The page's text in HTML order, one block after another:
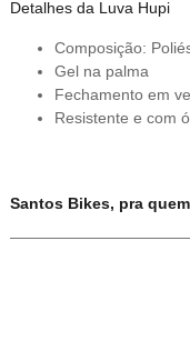
Detalhes da Luva Hupi
Composição:
Gel na palma
Fechamento em
Santos Bikes, pra